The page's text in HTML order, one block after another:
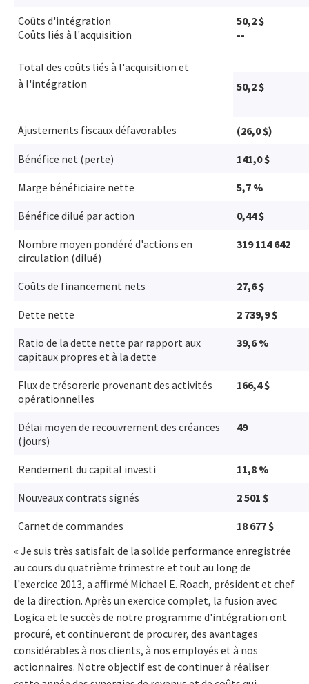
Coûts d'intégration
Coûts liés à l'acquisition
Total des coûts liés à l'acquisition et
à l'intégration
50,2 $
--
50,2 $
Ajustements fiscaux défavorables (26,0 $)
Bénéfice net (perte) 141,0 $
Marge bénéficiaire nette 5,7 %
Bénéfice dilué par action 0,44 $
Nombre moyen pondéré d'actions en
circulation (dilué)
319 114 642
Coûts de financement nets 27,6 $
Dette nette 2 739,9 $
Ratio de la dette nette par rapport aux
capitaux propres et à la dette
39,6 %
Flux de trésorerie provenant des activités
opérationnelles
166,4 $
Délai moyen de recouvrement des créances
(jours)
49
Rendement du capital investi 11,8 %
Nouveaux contrats signés 2 501 $
Carnet de commandes
18 677 $
« Je suis très satisfait de la solide performance enregistrée
au cours du quatrième trimestre et tout au long de
l'exercice 2013, a affirmé Michael E. Roach, président et chef
de la direction. Après un exercice complet, la fusion avec
Logica et le succès de notre programme d'intégration ont
procuré, et continueront de procurer, des avantages
considérables à nos clients, à nos employés et à nos
actionnaires. Notre objectif est de continuer à réaliser